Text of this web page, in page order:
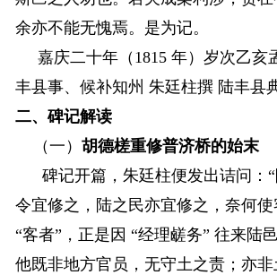
余亦不能无愧焉。是为记。
嘉庆二十年（1815 年）岁次乙亥
丰县事、候补知州 朱廷柱撰 陆丰县
二、碑记解读
（一）胡德槎重修普济桥的始末
碑记开篇，朱廷柱便发出诘问：“
令宜修之，陆之民亦宜修之，奈何
“客者”，正是因 “经理鹾务” 往来
他既非地方官员，无守土之责；亦